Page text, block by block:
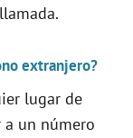
extranjero?
lugar de
un número